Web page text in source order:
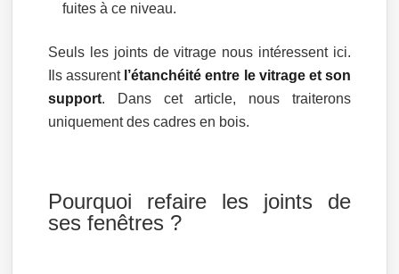
fuites à ce niveau.
Seuls les joints de vitrage nous intéressent ici.
Ils assurent l’étanchéité entre le vitrage et son
support. Dans cet article, nous traiterons
uniquement des cadres en bois.
Pourquoi refaire les joints de
ses fenêtres ?